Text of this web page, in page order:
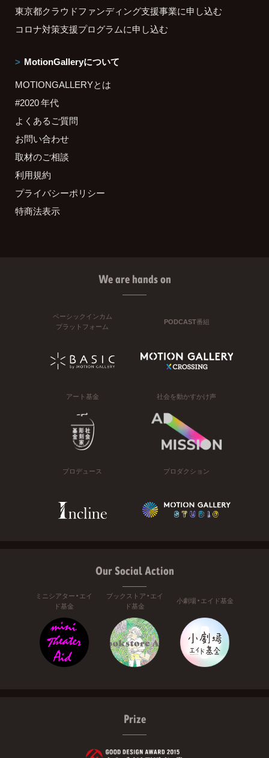
東京都クラウドファンディング支援事業に申し込む
コロナ対策支援プログラムに申し込む
MotionGalleryについて
MOTIONGALLERYとは
#2020 年代
よくあるご質問
お問い合わせ
取材のご相談
利用規約
プライバシーポリシー
特商法表示
We are hands on
ベーシックインカム
プラットフォーム
PODCAST番組
アート基金 社会を動かすかけ声
プロデュース プロダクション
Our Social Action
ミニシアター・エイ
ド基金
ブックストア・エイ
ド基金
小劇場・エイド基金
Prize